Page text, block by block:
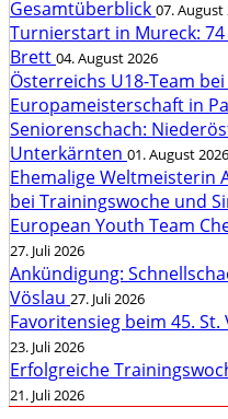
Gesamtüberblick 07. August
Turnierstart in Mureck:
Brett 04. August 2026
Österreichs U18-Team
Europameisterschaft in
Seniorenschach:
Unterkärnten 01. August 2026
Ehemalige Weltmeisterin
bei Trainingswoche und
European Youth Team
27. Juli 2026
Ankündigung:
Vöslau 27. Juli 2026
Favoritensieg beim 45. St.
23. Juli 2026
Erfolgreiche
21. Juli 2026